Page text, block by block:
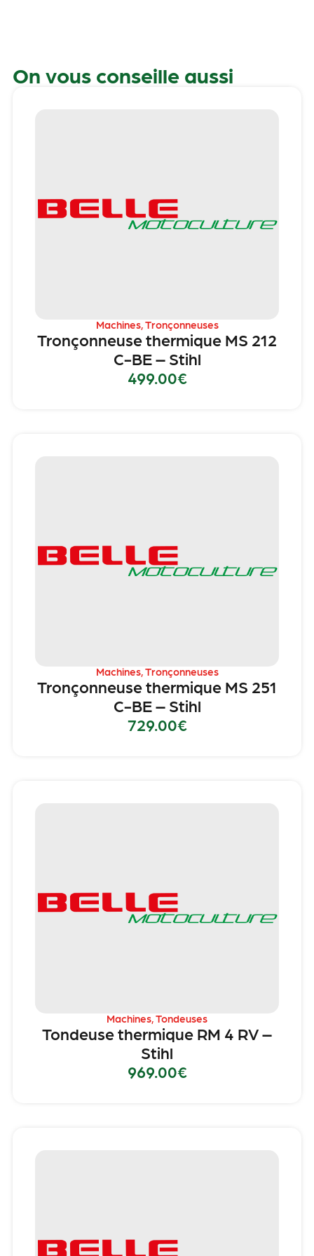
On vous conseille aussi
Machines,Tronçonneuses
Tronçonneuse thermique MS 212
C-BE – Stihl
499.00€
Machines,Tronçonneuses
Tronçonneuse thermique MS 251
C-BE – Stihl
729.00€
Machines,Tondeuses
Tondeuse thermique RM 4 RV –
Stihl
969.00€